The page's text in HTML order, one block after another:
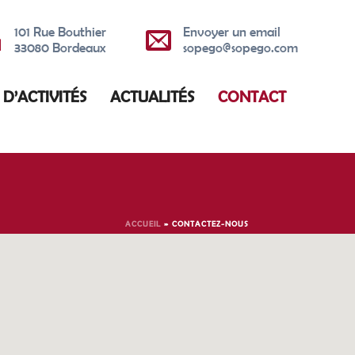
101 Rue Bouthier
33080 Bordeaux
Envoyer un email
sopego@sopego.com
ACTUALITÉS CONTACT
ACCUEIL » CONTACTEZ-NOUS